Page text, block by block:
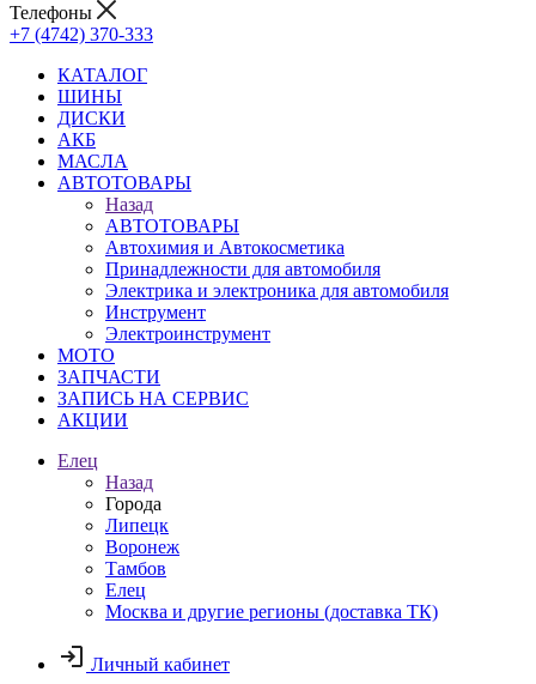
Телефоны
+7 (4742) 370-333
КАТАЛОГ
ШИНЫ
ДИСКИ
АКБ
МАСЛА
АВТОТОВАРЫ
Назад
АВТОТОВАРЫ
Автохимия и Автокосметика
Принадлежности для автомобиля
Электрика и электроника для автомобиля
Инструмент
Электроинструмент
МОТО
ЗАПЧАСТИ
ЗАПИСЬ НА СЕРВИС
АКЦИИ
Елец
Назад
Города
Липецк
Воронеж
Тамбов
Елец
Москва и другие регионы (доставка ТК)
Личный кабинет